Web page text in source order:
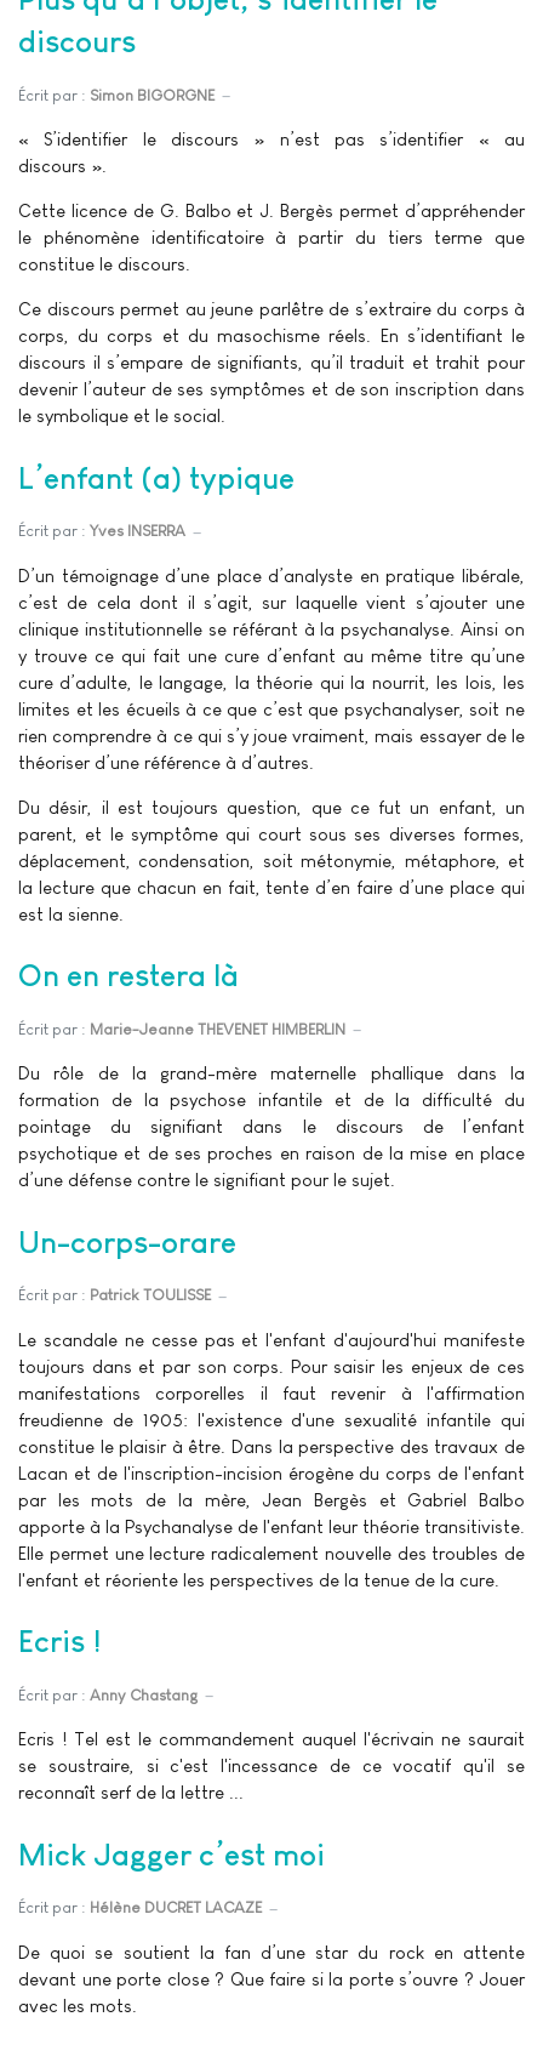
discours
Écrit par : Simon BIGORGNE
« S’identifier le discours » n’est pas s’identifier « au
discours ».
Cette licence de G. Balbo et J. Bergès permet d’appréhender
le phénomène identificatoire à partir du tiers terme que
constitue le discours.
Ce discours permet au jeune parlêtre de s’extraire du corps à
corps, du corps et du masochisme réels. En s’identifiant le
discours il s’empare de signifiants, qu’il traduit et trahit pour
devenir l’auteur de ses symptômes et de son inscription dans
le symbolique et le social.
L’enfant (a) typique
Écrit par : Yves INSERRA
D’un témoignage d’une place d’analyste en pratique libérale,
c’est de cela dont il s’agit, sur laquelle vient s’ajouter une
clinique institutionnelle se référant à la psychanalyse. Ainsi on
y trouve ce qui fait une cure d’enfant au même titre qu’une
cure d’adulte, le langage, la théorie qui la nourrit, les lois, les
limites et les écueils à ce que c’est que psychanalyser, soit ne
rien comprendre à ce qui s’y joue vraiment, mais essayer de le
théoriser d’une référence à d’autres.
Du désir, il est toujours question, que ce fut un enfant, un
parent, et le symptôme qui court sous ses diverses formes,
déplacement, condensation, soit métonymie, métaphore, et
la lecture que chacun en fait, tente d’en faire d’une place qui
est la sienne.
On en restera là
Écrit par : Marie-Jeanne THEVENET HIMBERLIN
Du rôle de la grand-mère maternelle phallique dans la
formation de la psychose infantile et de la difficulté du
pointage du signifiant dans le discours de l’enfant
psychotique et de ses proches en raison de la mise en place
d’une défense contre le signifiant pour le sujet.
Un-corps-orare
Écrit par : Patrick TOULISSE
Le scandale ne cesse pas et l'enfant d'aujourd'hui manifeste
toujours dans et par son corps. Pour saisir les enjeux de ces
manifestations corporelles il faut revenir à l'affirmation
freudienne de 1905: l'existence d'une sexualité infantile qui
constitue le plaisir à être. Dans la perspective des travaux de
Lacan et de l'inscription-incision érogène du corps de l'enfant
par les mots de la mère, Jean Bergès et Gabriel Balbo
apporte à la Psychanalyse de l'enfant leur théorie transitiviste.
Elle permet une lecture radicalement nouvelle des troubles de
l'enfant et réoriente les perspectives de la tenue de la cure.
Ecris !
Écrit par : Anny Chastang
Ecris ! Tel est le commandement auquel l'écrivain ne saurait
se soustraire, si c'est l'incessance de ce vocatif qu'il se
reconnaît serf de la lettre ...
Mick Jagger c’est moi
Écrit par : Hélène DUCRET LACAZE
De quoi se soutient la fan d’une star du rock en attente
devant une porte close ? Que faire si la porte s’ouvre ? Jouer
avec les mots.